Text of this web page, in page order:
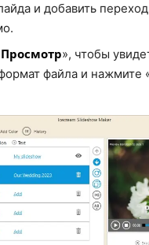
и добавить
Просмотр», чтобы
файла и нажмите